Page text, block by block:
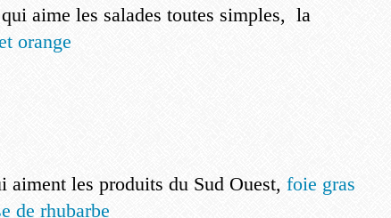
aime les salades toutes simples, la
orange
aiment les produits du Sud Ouest, foie gras
de rhubarbe